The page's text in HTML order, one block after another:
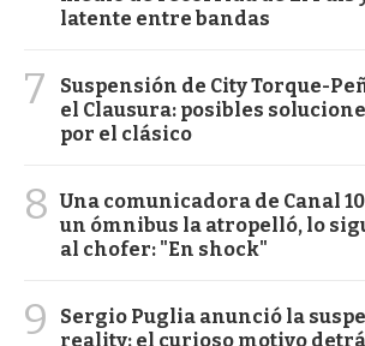
latente entre bandas
7
Suspensión de City Torque-
el Clausura: posibles
por el clásico
8 Una comunicadora de Canal
un ómnibus la atropelló, lo
al chofer: "En shock"
9
Sergio Puglia anunció la
reality: el curioso motivo